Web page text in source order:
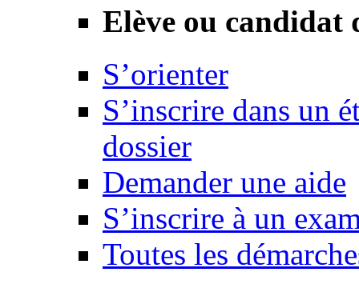
Elève ou candidat
S’orienter
S’inscrire dans un
dossier
Demander une aide
S’inscrire à un
Toutes les